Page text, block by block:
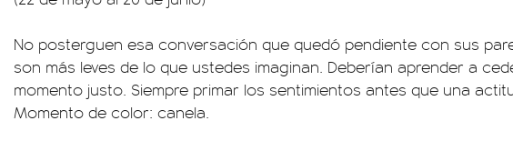
No posterguen esa conversación que quedó pendiente con sus
son más leves de lo que ustedes imaginan. Deberían aprender a
momento justo. Siempre primar los sentimientos antes que una
Momento de color: canela.